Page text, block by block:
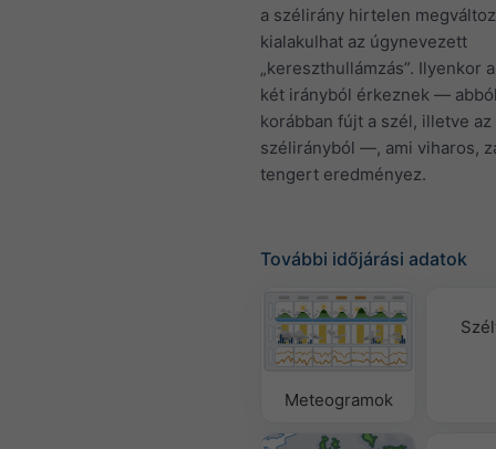
a szélirány hirtelen
kialakulhat az úgynevezett
„kereszthullámzás”. Ilyenkor
két irányból érkeznek —
korábban fújt a szél, illetve az
szélirányból —, ami viharos,
tengert eredményez.
További időjárási adatok
Meteogramok